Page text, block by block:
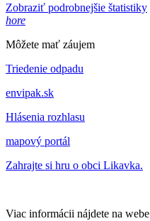
Zobraziť podrobnejšie štatistiky
hore
Môžete mať záujem
Triedenie odpadu
envipak.sk
Hlásenia rozhlasu
mapový portál
Zahrajte si hru o obci Likavka.
Viac informácii nájdete na webe